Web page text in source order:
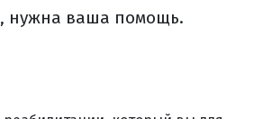
нужна ваша помощь.